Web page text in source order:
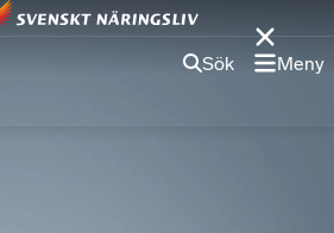
Sök Meny